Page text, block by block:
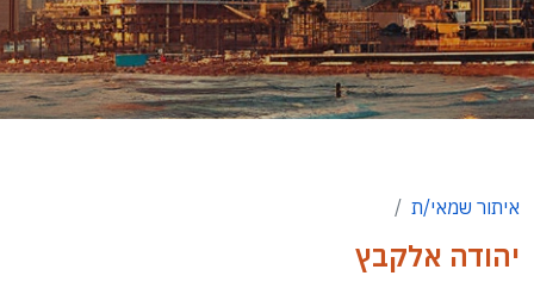
איתור שמאי/ת
יהודה אלקבץ